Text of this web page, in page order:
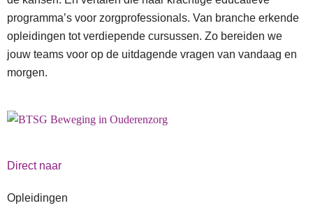
programma’s voor zorgprofessionals. Van branche erkende
opleidingen tot verdiepende cursussen. Zo bereiden we
jouw teams voor op de uitdagende vragen van vandaag en
morgen.
Direct naar
Opleidingen